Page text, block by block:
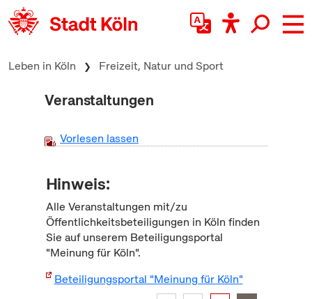
zum Inhalt springen
Leben in Köln Freizeit, Natur und Sport
Veranstaltungen
Vorlesen lassen
Hinweis:
Alle Veranstaltungen mit/zu
Öffentlichkeitsbeteiligungen in Köln finden
Sie auf unserem Beteiligungsportal
"Meinung für Köln".
Beteiligungsportal "Meinung für Köln"